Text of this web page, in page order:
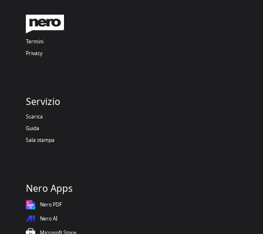
Termini
Privacy
Servizio
Scarica
Guida
Sala stampa
Nero Apps
Nero PDF
Nero AI
Microsoft Store